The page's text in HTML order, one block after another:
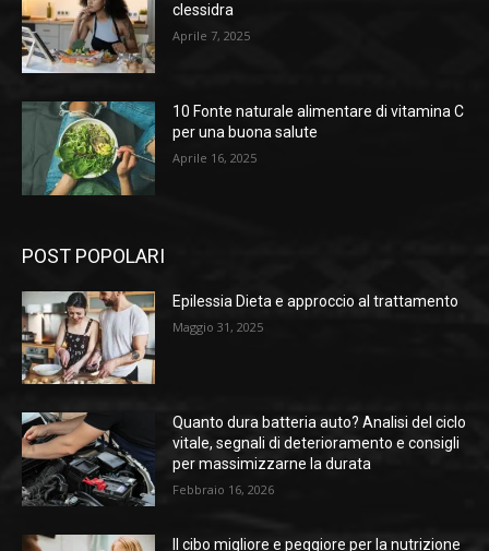
clessidra
Aprile 7, 2025
10 Fonte naturale alimentare di vitamina C
per una buona salute
Aprile 16, 2025
POST POPOLARI
Epilessia Dieta e approccio al trattamento
Maggio 31, 2025
Quanto dura batteria auto? Analisi del ciclo
vitale, segnali di deterioramento e consigli
per massimizzarne la durata
Febbraio 16, 2026
Il cibo migliore e peggiore per la nutrizione